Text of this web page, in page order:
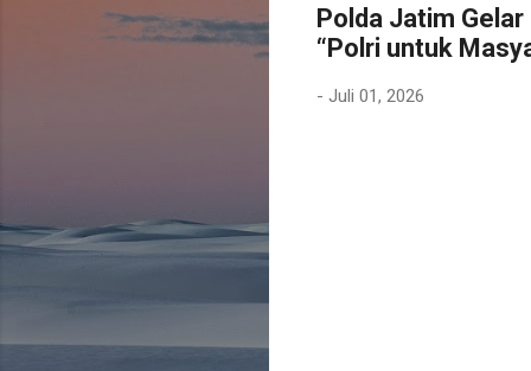
Polda Jatim
“Polri untuk
- Juli 01, 2026